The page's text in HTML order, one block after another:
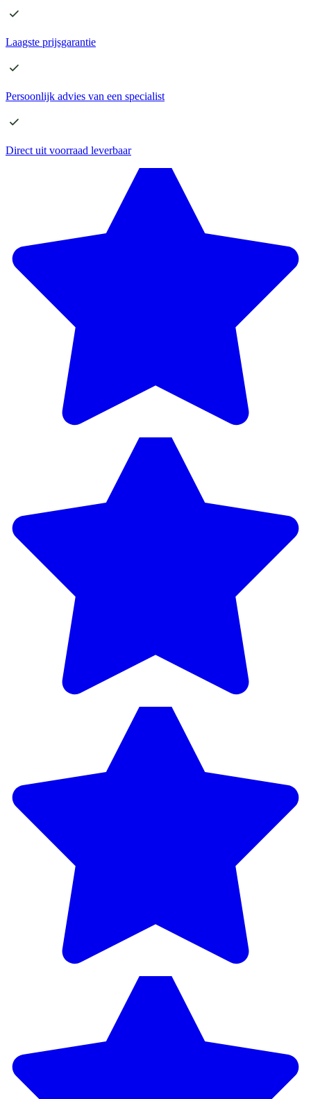
Laagste prijsgarantie
Persoonlijk advies van een specialist
Direct uit voorraad leverbaar